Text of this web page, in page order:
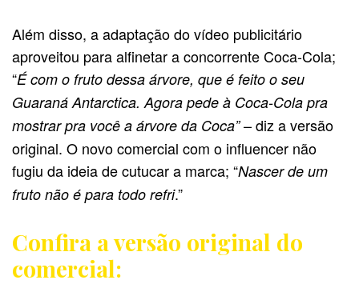
Além disso, a adaptação do vídeo publicitário
aproveitou para alfinetar a concorrente Coca-Cola;
“É com o fruto dessa árvore, que é feito o seu
Guaraná Antarctica. Agora pede à Coca-Cola pra
mostrar pra você a árvore da Coca”– diz a versão
original. O novo comercial com o influencer não
fugiu da ideia de cutucar a marca; “Nascer de um
fruto não é para todo refri.”
Confira a versão original do
comercial: